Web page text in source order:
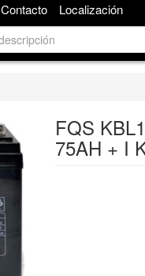
Contacto Localización
FQS
75AH + I